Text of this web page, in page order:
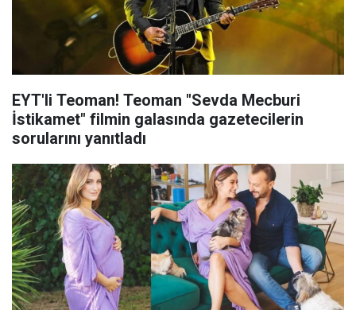
EYT'li Teoman! Teoman "Sevda Mecburi
İstikamet" filmin galasında gazetecilerin
sorularını yanıtladı